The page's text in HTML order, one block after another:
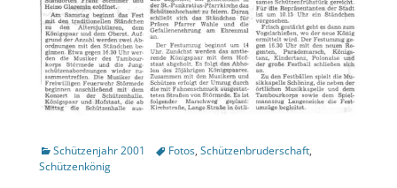
Kategorien
Schützenjahr 2001 TagsFotos, Schützenbruderschaft,
Schützenkönig